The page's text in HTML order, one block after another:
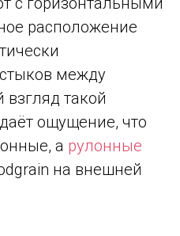
расположение
между
такой
ощущение, что
а рулонные
на внешней